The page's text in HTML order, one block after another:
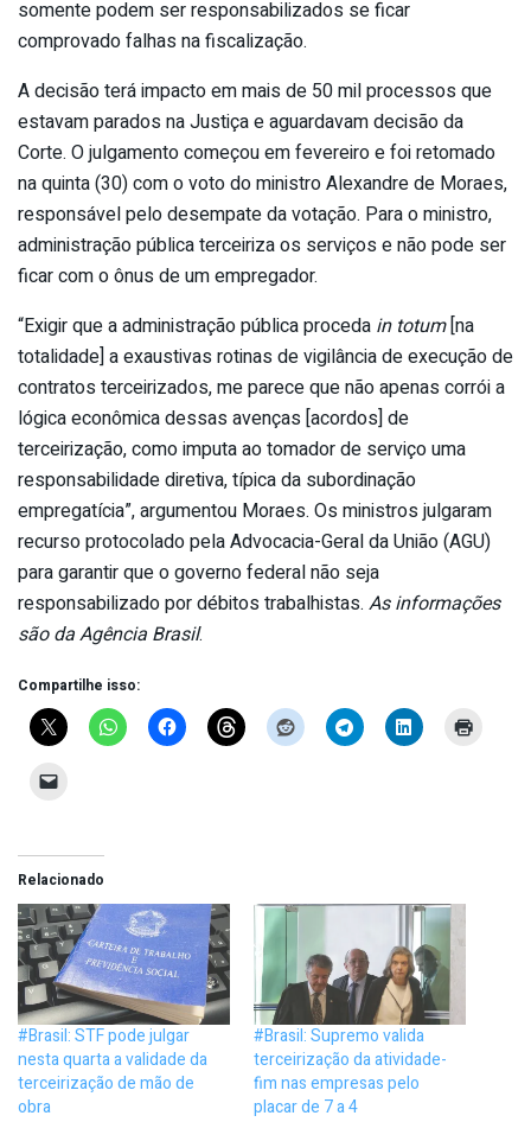
somente podem ser responsabilizados se ficar
comprovado falhas na fiscalização.
A decisão terá impacto em mais de 50 mil processos que
estavam parados na Justiça e aguardavam decisão da
Corte. O julgamento começou em fevereiro e foi retomado
na quinta (30) com o voto do ministro Alexandre de Moraes,
responsável pelo desempate da votação. Para o ministro,
administração pública terceiriza os serviços e não pode ser
ficar com o ônus de um empregador.
“Exigir que a administração pública proceda in totum[na
totalidade] a exaustivas rotinas de vigilância de execução de
contratos terceirizados, me parece que não apenas corrói a
lógica econômica dessas avenças [acordos] de
terceirização, como imputa ao tomador de serviço uma
responsabilidade diretiva, típica da subordinação
empregatícia”, argumentou Moraes. Os ministros julgaram
recurso protocolado pela Advocacia-Geral da União (AGU)
para garantir que o governo federal não seja
responsabilizado por débitos trabalhistas. As informações
são da Agência Brasil.
Compartilhe isso:
Relacionado
#Brasil: STF pode julgar
nesta quarta a validade da
terceirização de mão de
obra
#Brasil: Supremo valida
terceirização da atividade-
fim nas empresas pelo
placar de 7 a 4